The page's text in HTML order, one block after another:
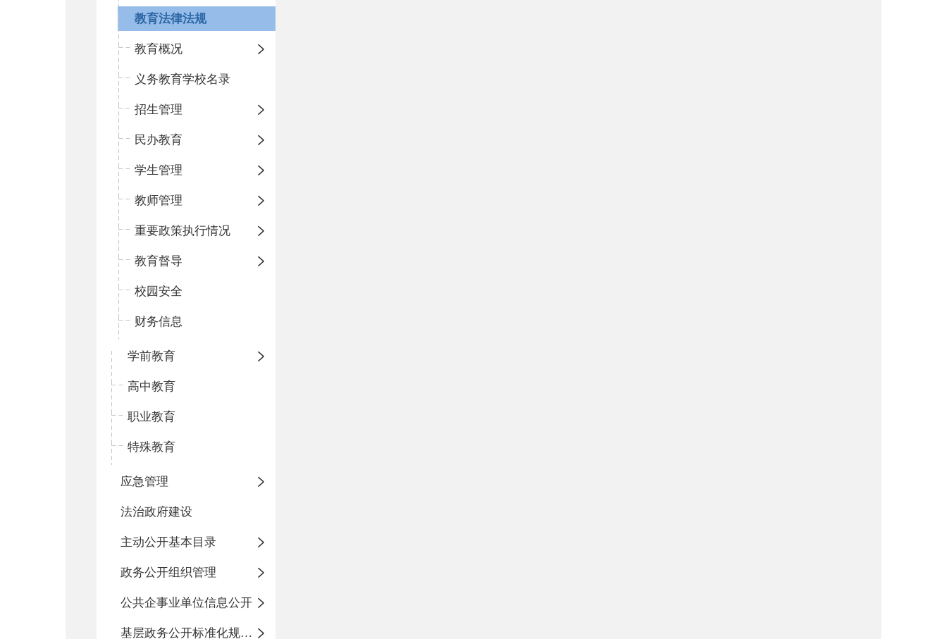
教育法律法规
教育概况
义务教育学校名录
招生管理
民办教育
学生管理
教师管理
重要政策执行情况
教育督导
校园安全
财务信息
学前教育
高中教育
职业教育
特殊教育
应急管理
法治政府建设
主动公开基本目录
政务公开组织管理
公共企事业单位信息公开
基层政务公开标准化规范化